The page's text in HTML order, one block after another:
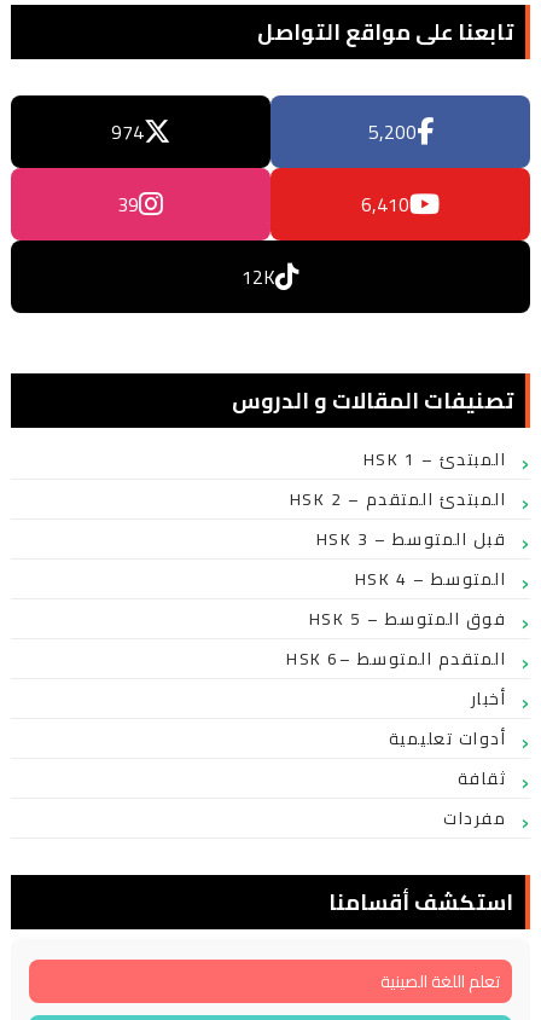
تابعنا على مواقع التواصل
5,200
974
6,410
39
12K
تصنيفات المقالات و الدروس
HSK 1 – المبتدئ
HSK 2 – المبتدئ المتقدم
HSK 3 – قبل المتوسط
HSK 4 – المتوسط
HSK 5 – فوق المتوسط
HSK 6– المتقدم المتوسط
أخبار
أدوات تعليمية
ثقافة
مفردات
استكشف أقسامنا
تعلم اللغة الصينية